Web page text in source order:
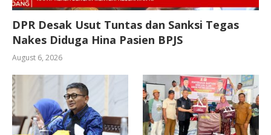
DPR Desak Usut Tuntas dan Sanksi Tegas
Nakes Diduga Hina Pasien BPJS
August 6, 2026